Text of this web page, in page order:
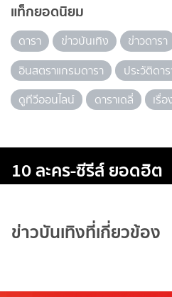
แท็กยอดนิยม
ดารา ข่าวบันเทิง ข่าวดารา
อินสตราแกรมดารา
ประวัติดาร
ดูทีวีออนไลน์
ดาราเดลี่ เรื่
10 ละคร-ซีรีส์ ยอดฮิต
ข่าวบันเทิงที่เกี่ยวข้อง